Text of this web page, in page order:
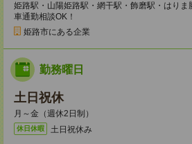
姫路駅・山陽姫路駅・網干駅・飾磨駅・はり
車通勤相談OK！
姫路市にある企業
勤務曜日
土日祝休
月～金（週休2日制）
休日休暇 土日祝休み